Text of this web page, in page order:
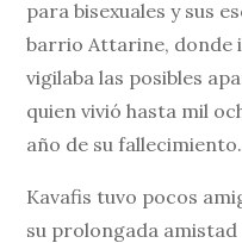
para bisexuales y sus
barrio Attarine, donde
vigilaba las posibles
quien vivió hasta mil
año de su fallecimiento.
Kavafis tuvo pocos
su prolongada amistad